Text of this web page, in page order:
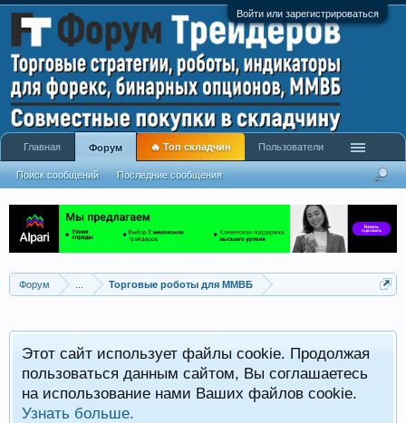
Войти или зарегистрироваться
Форум Торговые роботы для ММВБ
Этот сайт использует файлы cookie. Продолжая
пользоваться данным сайтом, Вы соглашаетесь
на использование нами Ваших файлов cookie.
Узнать больше.
Главная Форум
Поиск сообщений Последние сообщения
🔥 Топ складчин Пользователи